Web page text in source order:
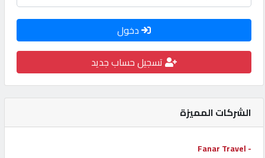
كيو
نمبر
كارز
كيو
ماركت
دخول
تسجيل حساب جديد
الشركات المميزة
- Fanar Travel